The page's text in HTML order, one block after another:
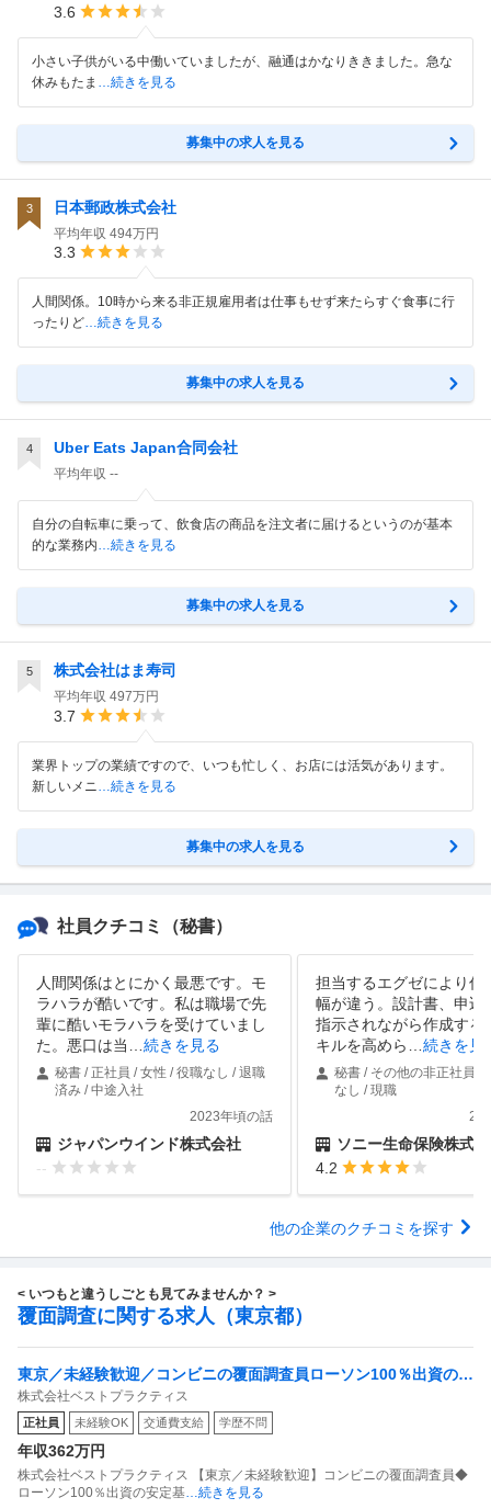
3.6
小さい子供がいる中働いていましたが、融通はかなりききました。急な
休みもたま …続きを見る
募集中の求人を見る
3 日本郵政株式会社
平均年収 494万円
3.3
人間関係。10時から来る非正規雇用者は仕事もせず来たらすぐ食事に行
ったりど…続きを見る
募集中の求人を見る
4 Uber Eats Japan合同会社
平均年収 --
自分の自転車に乗って、飲食店の商品を注文者に届けるというのが基本
的な業務内…続きを見る
募集中の求人を見る
5 株式会社はま寿司
平均年収 497万円
3.7
業界トップの業績ですので、いつも忙しく、お店には活気があります。
新しいメニ
…続きを見る
募集中の求人を見る
社員クチコミ （秘書）
人間関係はとにかく最悪です。モ
ラハラが酷いです。私は職場で先
輩に酷いモラハラを受けていまし
た。悪口は当
続きを見る
秘書 / 正社員 / 女性 / 役職なし / 退職
済み / 中途入社
2023年頃の話
ジャパンウインド株式会社
--
担当するエグゼにより仕
幅が違う。設計書、申込
指示されながら作成する
キルを高めら
続きを見
秘書 / その他の非正社員 /
なし / 現職
ソニー生命保険株式
4.2
他の企業のクチコミを探す
< いつもと違うしごとも見てみませんか？ >
覆面調査に関する求人（東京都）
東京／未経験歓迎／コンビニの覆面調査員ローソン100％出資の安
定基盤／月５日在宅／残業月10時間
株式会社ベストプラクティス
正社員 未経験OK 交通費支給 学歴不問
年収362万円
株式会社ベストプラクティス 【東京／未経験歓迎】コンビニの覆面調査員◆
ローソン100％出資の安定基 …続きを見る